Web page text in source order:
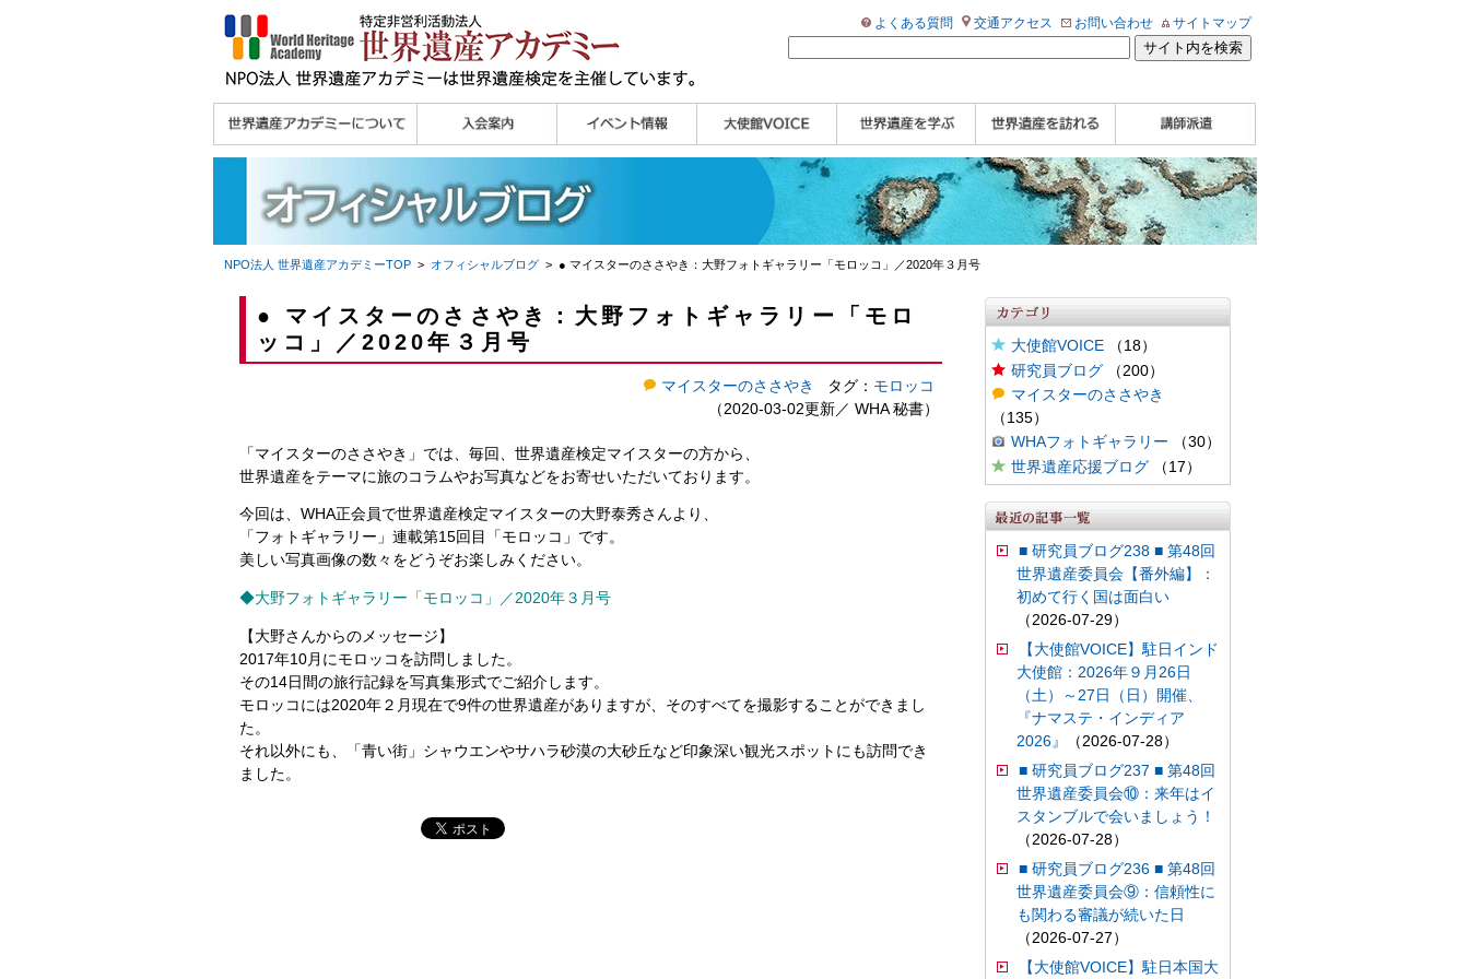
よくある質問 交通アクセス お問い合わせ サイトマップ
理念
メッセージ
主な活動内容
沿革
組織図・役員
研究員紹介 >>
宮澤 光 MIYAZAWA, Hikaru
研究員によるメディ
ア協力など
法人会員・協賛団体
／公認団体
メディア協力／プレ
スリリース
個人会員
法人会員
会報誌サンプル
会員限定ページ 講演会
大使館セミナー
展示会
講座・セミナー
ツアー情報
イベントレポート 研究員ブログ
マイスターのささや
WHAフォトギャラリ
世界遺産応援ブログ
世界遺産検定公式
学習アシスト動画
世界遺産ナビ
【pamon】
WHA認定講師について
WHA認定講師 紹介
動画
WHA認定講師 紹介
記事（会報誌）
自治体・民間団体関
係者の方へ
企業関係者の方へ
学校・教育関係者の
方へ
NPO法人 世界遺産アカデミーTOP> オフィシャルブログ> ● マイスターのささやき：大野フォトギャラリー「モロッコ」／2020年３月号
● マイスターのささやき：大野フォトギャラリー「モロ
ッコ」／2020年３月号
マイスターのささやき タグ： モロッコ
（2020-03-02更新／ WHA 秘書）
「マイスターのささやき」では、毎回、世界遺産検定マイスターの方から、
世界遺産をテーマに旅のコラムやお写真などをお寄せいただいております。
今回は、WHA正会員で世界遺産検定マイスターの大野泰秀さんより、
「フォトギャラリー」連載第15回目「モロッコ」です。
美しい写真画像の数々をどうぞお楽しみください。
◆大野フォトギャラリー「モロッコ」／2020年３月号
【大野さんからのメッセージ】
2017年10月にモロッコを訪問しました。
その14日間の旅行記録を写真集形式でご紹介します。
モロッコには2020年２月現在で9件の世界遺産がありますが、そのすべてを撮影することができまし
た。
それ以外にも、「青い街」シャウエンやサハラ砂漠の大砂丘など印象深い観光スポットにも訪問でき
ました。
大使館VOICE（18）
研究員ブログ（200）
マイスターのささやき
（135）
WHAフォトギャラリー （30）
世界遺産応援ブログ（17）
■ 研究員ブログ238 ■ 第48回
世界遺産委員会【番外編】：
初めて行く国は面白い
（2026-07-29）
【大使館VOICE】駐日インド
大使館：2026年９月26日
（土）～27日（日）開催、
『ナマステ・インディア
2026』
（2026-07-28）
■ 研究員ブログ237 ■ 第48回
世界遺産委員会⑩：来年はイ
スタンブルで会いましょう！
（2026-07-28）
■ 研究員ブログ236 ■ 第48回
世界遺産委員会⑨：信頼性に
も関わる審議が続いた日
（2026-07-27）
【大使館VOICE】駐日本国大